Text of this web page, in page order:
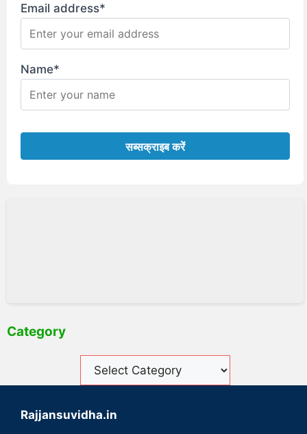
Email address*
Name*
Category
Rajjansuvidha.in